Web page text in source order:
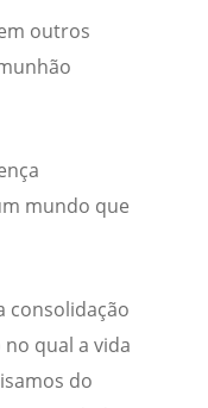
outros
mundo que
consolidação
qual a vida
do